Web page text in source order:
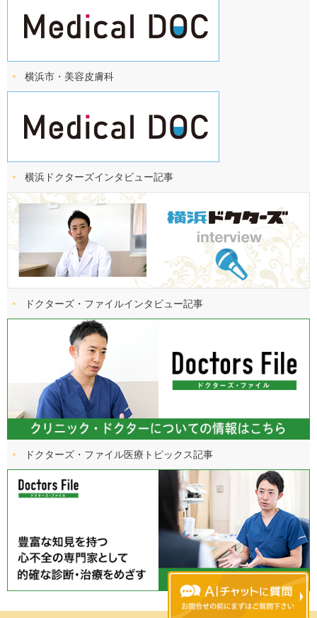
横浜市・美容皮膚科
横浜ドクターズインタビュー記事
ドクターズ・ファイルインタビュー記事
ドクターズ・ファイル医療トピックス記事